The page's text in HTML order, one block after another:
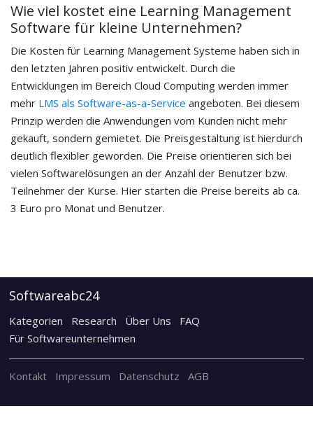
Wie viel kostet eine Learning Management
Software für kleine Unternehmen?
Die Kosten für Learning Management Systeme haben sich in
den letzten Jahren positiv entwickelt. Durch die
Entwicklungen im Bereich Cloud Computing werden immer
mehr LMS als Software-as-a-Service angeboten. Bei diesem
Prinzip werden die Anwendungen vom Kunden nicht mehr
gekauft, sondern gemietet. Die Preisgestaltung ist hierdurch
deutlich flexibler geworden. Die Preise orientieren sich bei
vielen Softwarelösungen an der Anzahl der Benutzer bzw.
Teilnehmer der Kurse. Hier starten die Preise bereits ab ca.
3 Euro pro Monat und Benutzer.
Softwareabc24
Kategorien Research Über Uns
FAQ
Für Softwareunternehmen
Kontakt Impressum Datenschutz AGB